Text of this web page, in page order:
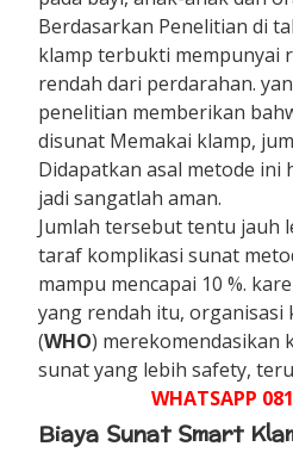
Berdasarkan Penelitian di
klamp terbukti mempunyai
rendah dari perdarahan.
penelitian memberikan
disunat Memakai klamp,
Didapatkan asal metode ini
jadi sangatlah aman.
Jumlah tersebut tentu jauh
taraf komplikasi sunat
mampu mencapai 10 %.
yang rendah itu, organisasi
(WHO) merekomendasikan
sunat yang lebih safety,
WHATSAPP
Biaya Sunat Smart